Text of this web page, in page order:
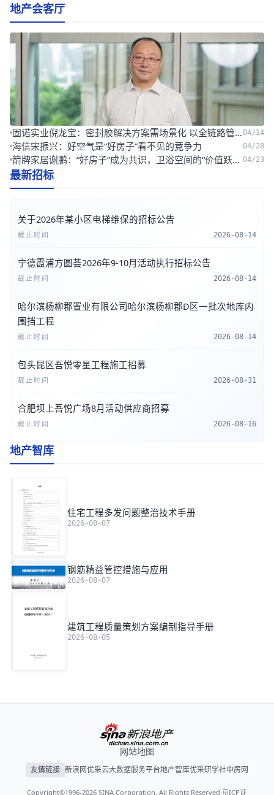
地产会客厅
固诺实业倪龙宝：密封胶解决方案需场景化 以全链路管控筑牢安全防线 04/14
海信宋振兴：好空气是“好房子”看不见的竞争力 04/28
箭牌家居谢鹏：“好房子”成为共识，卫浴空间的“价值跃迁”也开始了 04/23
最新招标
关于2026年某小区电梯维保的招标公告
截止时间 2026-08-14
宁德霞浦方圆荟2026年9-10月活动执行招标公告
截止时间 2026-08-14
哈尔滨杨柳郡置业有限公司哈尔滨杨柳郡D区一批次地库内
围挡工程
截止时间 2026-08-14
包头昆区吾悦零星工程施工招募
截止时间 2026-08-31
合肥坝上吾悦广场8月活动供应商招募
截止时间 2026-08-16
地产智库
住宅工程多发问题整治技术手册
2026-08-07
钢筋精益管控措施与应用
2026-08-07
建筑工程质量策划方案编制指导手册
2026-08-05
网站地图
友情链接 新浪网优采云大数据服务平台地产智库优采研学社中房网
Copyright©1996-2026 SINA Corporation, All Rights Reserved 京ICP证